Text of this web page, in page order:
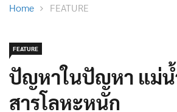
Home FEATURE
FEATURE
ปัญหาในปัญหา แม่น้
สารโลหะหนัก